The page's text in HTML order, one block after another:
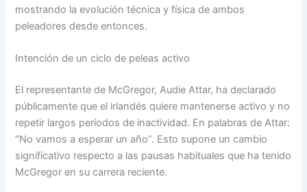
mostrando la evolución técnica y física de ambos
peleadores desde entonces.
Intención de un ciclo de peleas activo
El representante de McGregor, Audie Attar, ha declarado
públicamente que el irlandés quiere mantenerse activo y no
repetir largos períodos de inactividad. En palabras de Attar:
“No vamos a esperar un año”. Esto supone un cambio
significativo respecto a las pausas habituales que ha tenido
McGregor en su carrera reciente.